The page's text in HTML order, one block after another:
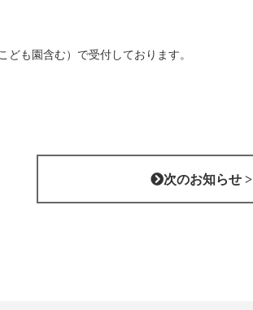
も園含む）で受付しております。
次のお知らせ >